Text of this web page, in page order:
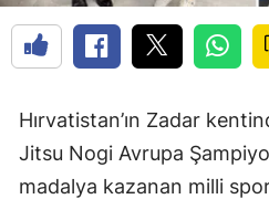
Hırvatistan’ın Zadar
Jitsu Nogi Avrupa
madalya kazanan milli